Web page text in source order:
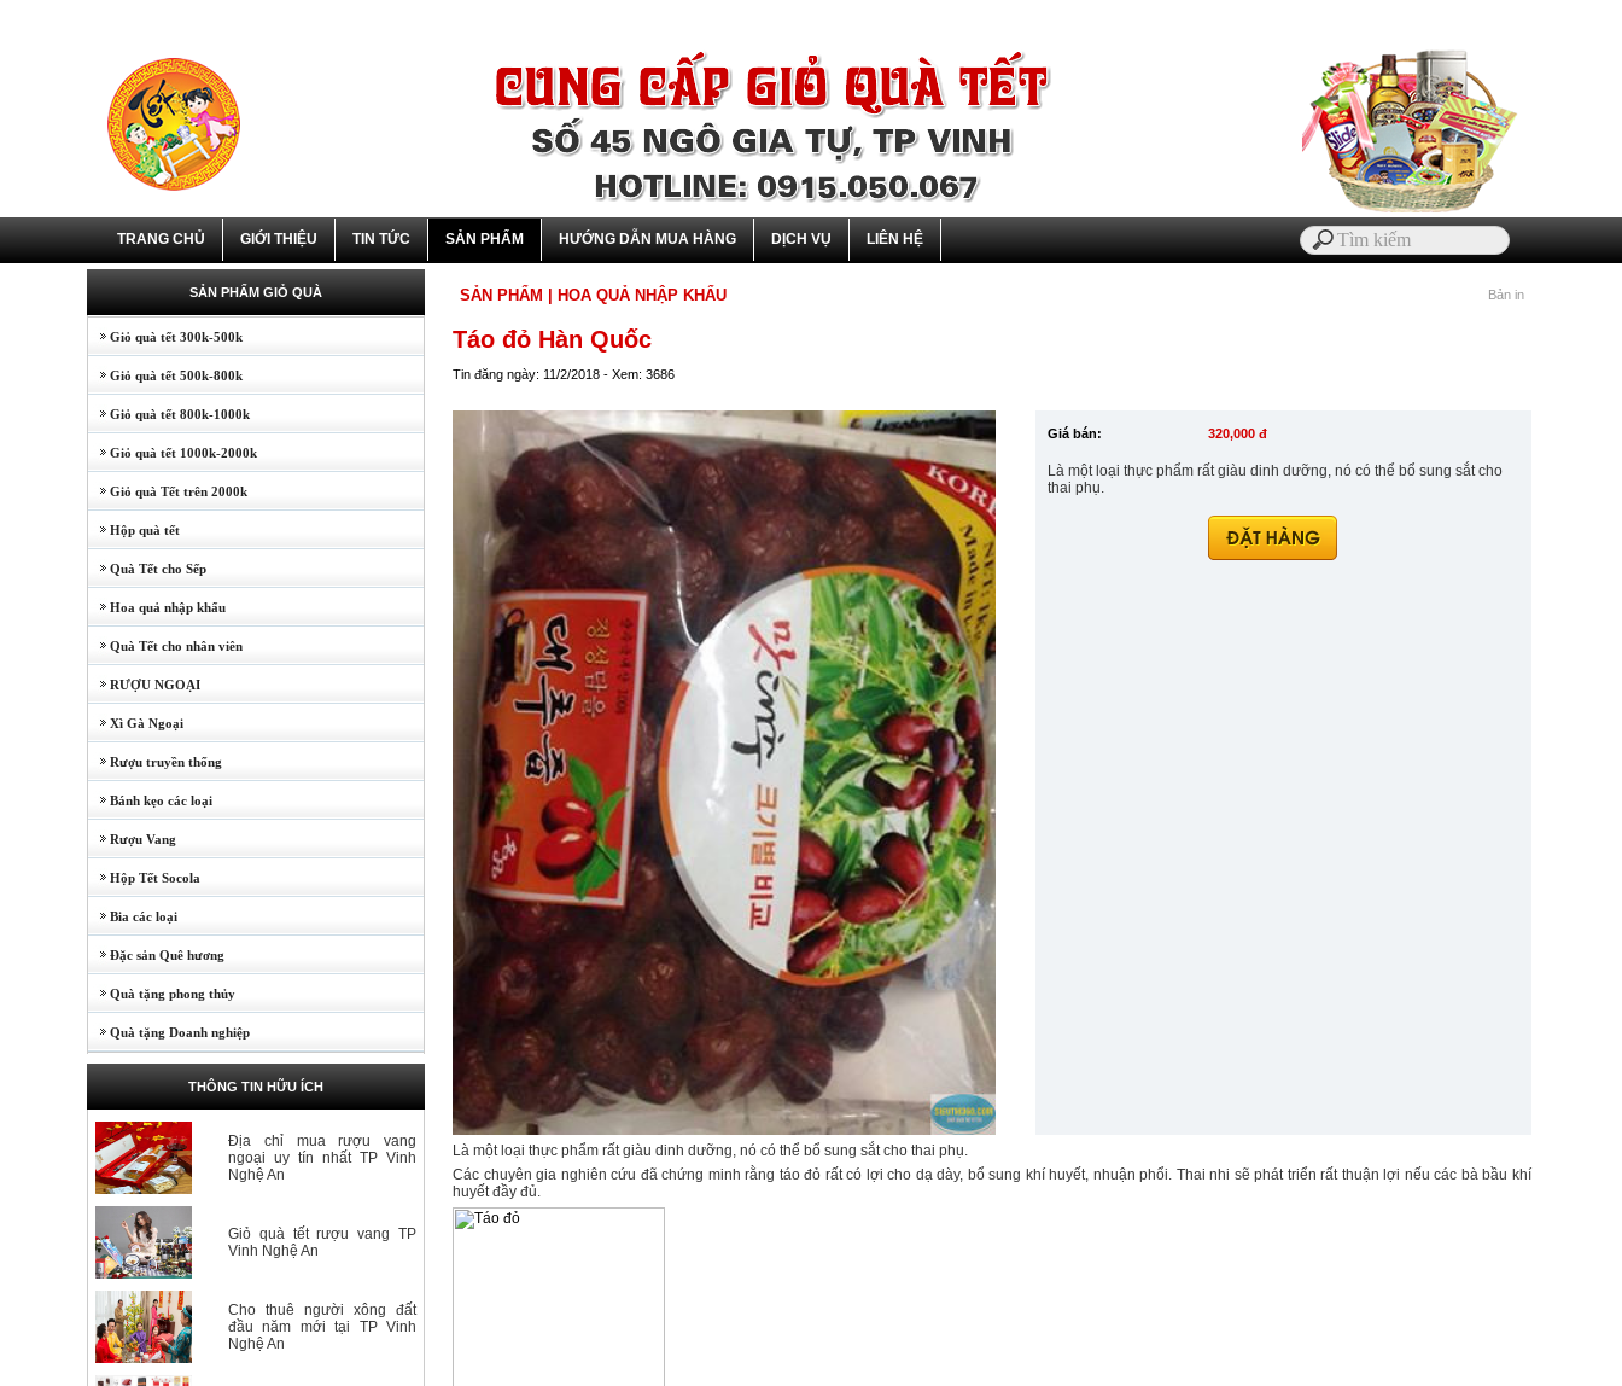
TRANG CHỦ GIỚI THIỆU TIN TỨC SẢN PHẨM HƯỚNG DẪN MUA HÀNG DỊCH VỤ LIÊN HỆ
SẢN PHẨM GIỎ QUÀ
Giỏ quà tết 300k-500k
Giỏ quà tết 500k-800k
Giỏ quà tết 800k-1000k
Giỏ quà tết 1000k-2000k
Giỏ quà Tết trên 2000k
Hộp quà tết
Quà Tết cho Sếp
Hoa quả nhập khẩu
Quà Tết cho nhân viên
RƯỢU NGOẠI
Xì Gà Ngoại
Rượu truyền thống
Bánh kẹo các loại
Rượu Vang
Hộp Tết Socola
Bia các loại
Đặc sản Quê hương
Quà tặng phong thủy
Quà tặng Doanh nghiệp
THÔNG TIN HỮU ÍCH
Địa chỉ mua rượu vang
ngoại uy tín nhất TP Vinh
Nghệ An
Giỏ quà tết rượu vang TP
Vinh Nghệ An
Cho thuê người xông đất
đầu năm mới tại TP Vinh
Nghệ An
SẢN PHẨM | HOA QUẢ NHẬP KHẨU Bản in
Táo đỏ Hàn Quốc
Tin đăng ngày: 11/2/2018 - Xem: 3686
Giá bán: 320,000 đ
Là một loại thực phẩm rất giàu dinh dưỡng, nó có thể bổ sung sắt cho
thai phụ.
Là một loại thực phẩm rất giàu dinh dưỡng, nó có thể bổ sung sắt cho thai phụ.
Các chuyên gia nghiên cứu đã chứng minh rằng táo đỏ rất có lợi cho dạ dày, bổ sung khí huyết, nhuận phổi. Thai nhi sẽ phát triển rất thuận lợi nếu các bà bầu khí
huyết đầy đủ.